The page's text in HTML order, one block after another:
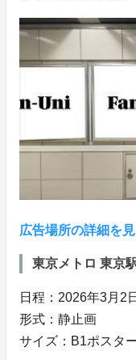
広告場所の詳細を
東京メトロ 東京
日程：2026年3月2
形式：静止画
サイズ：B1ポスタ